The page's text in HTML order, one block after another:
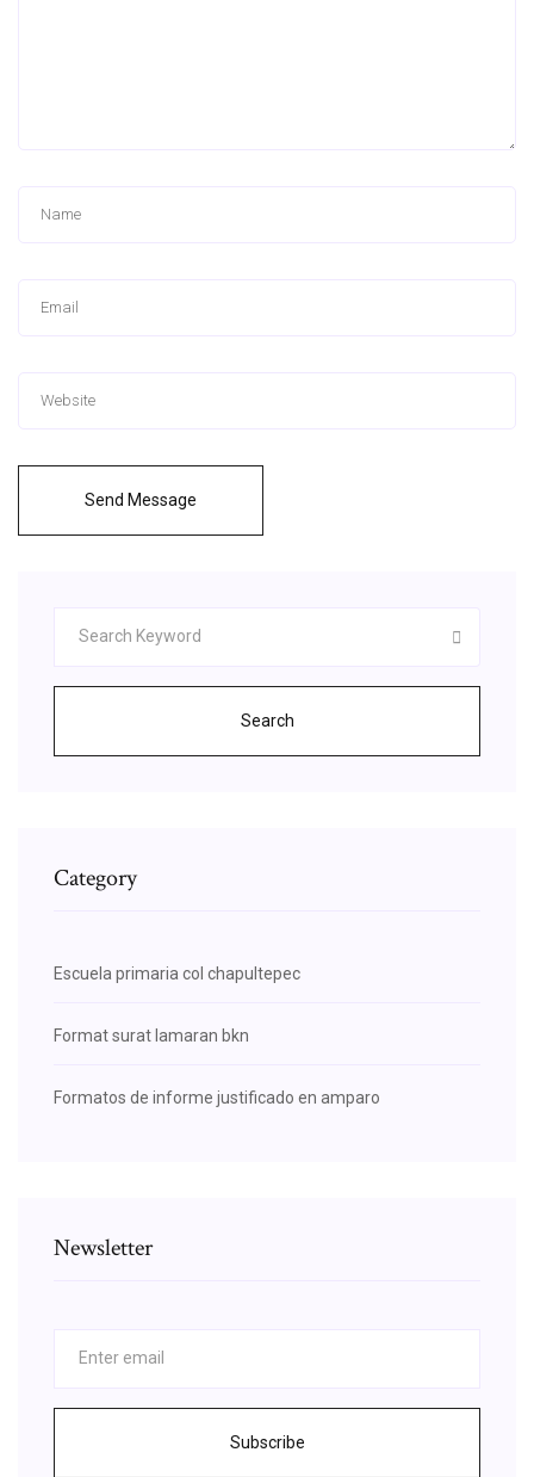
Send Message
Search
Category
Escuela primaria col chapultepec
Format surat lamaran bkn
Formatos de informe justificado en amparo
Newsletter
Subscribe